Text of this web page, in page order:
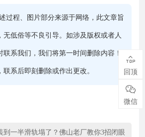
过程、图片部分来源于网络，此文章旨
无低俗等不良引导。如涉及版权或者人
系我们，我们将第一时间删除内容！
系后即刻删除或作出更改。
到一半滑轨塌了？佛山老厂教你3招闭眼

回顶

微信